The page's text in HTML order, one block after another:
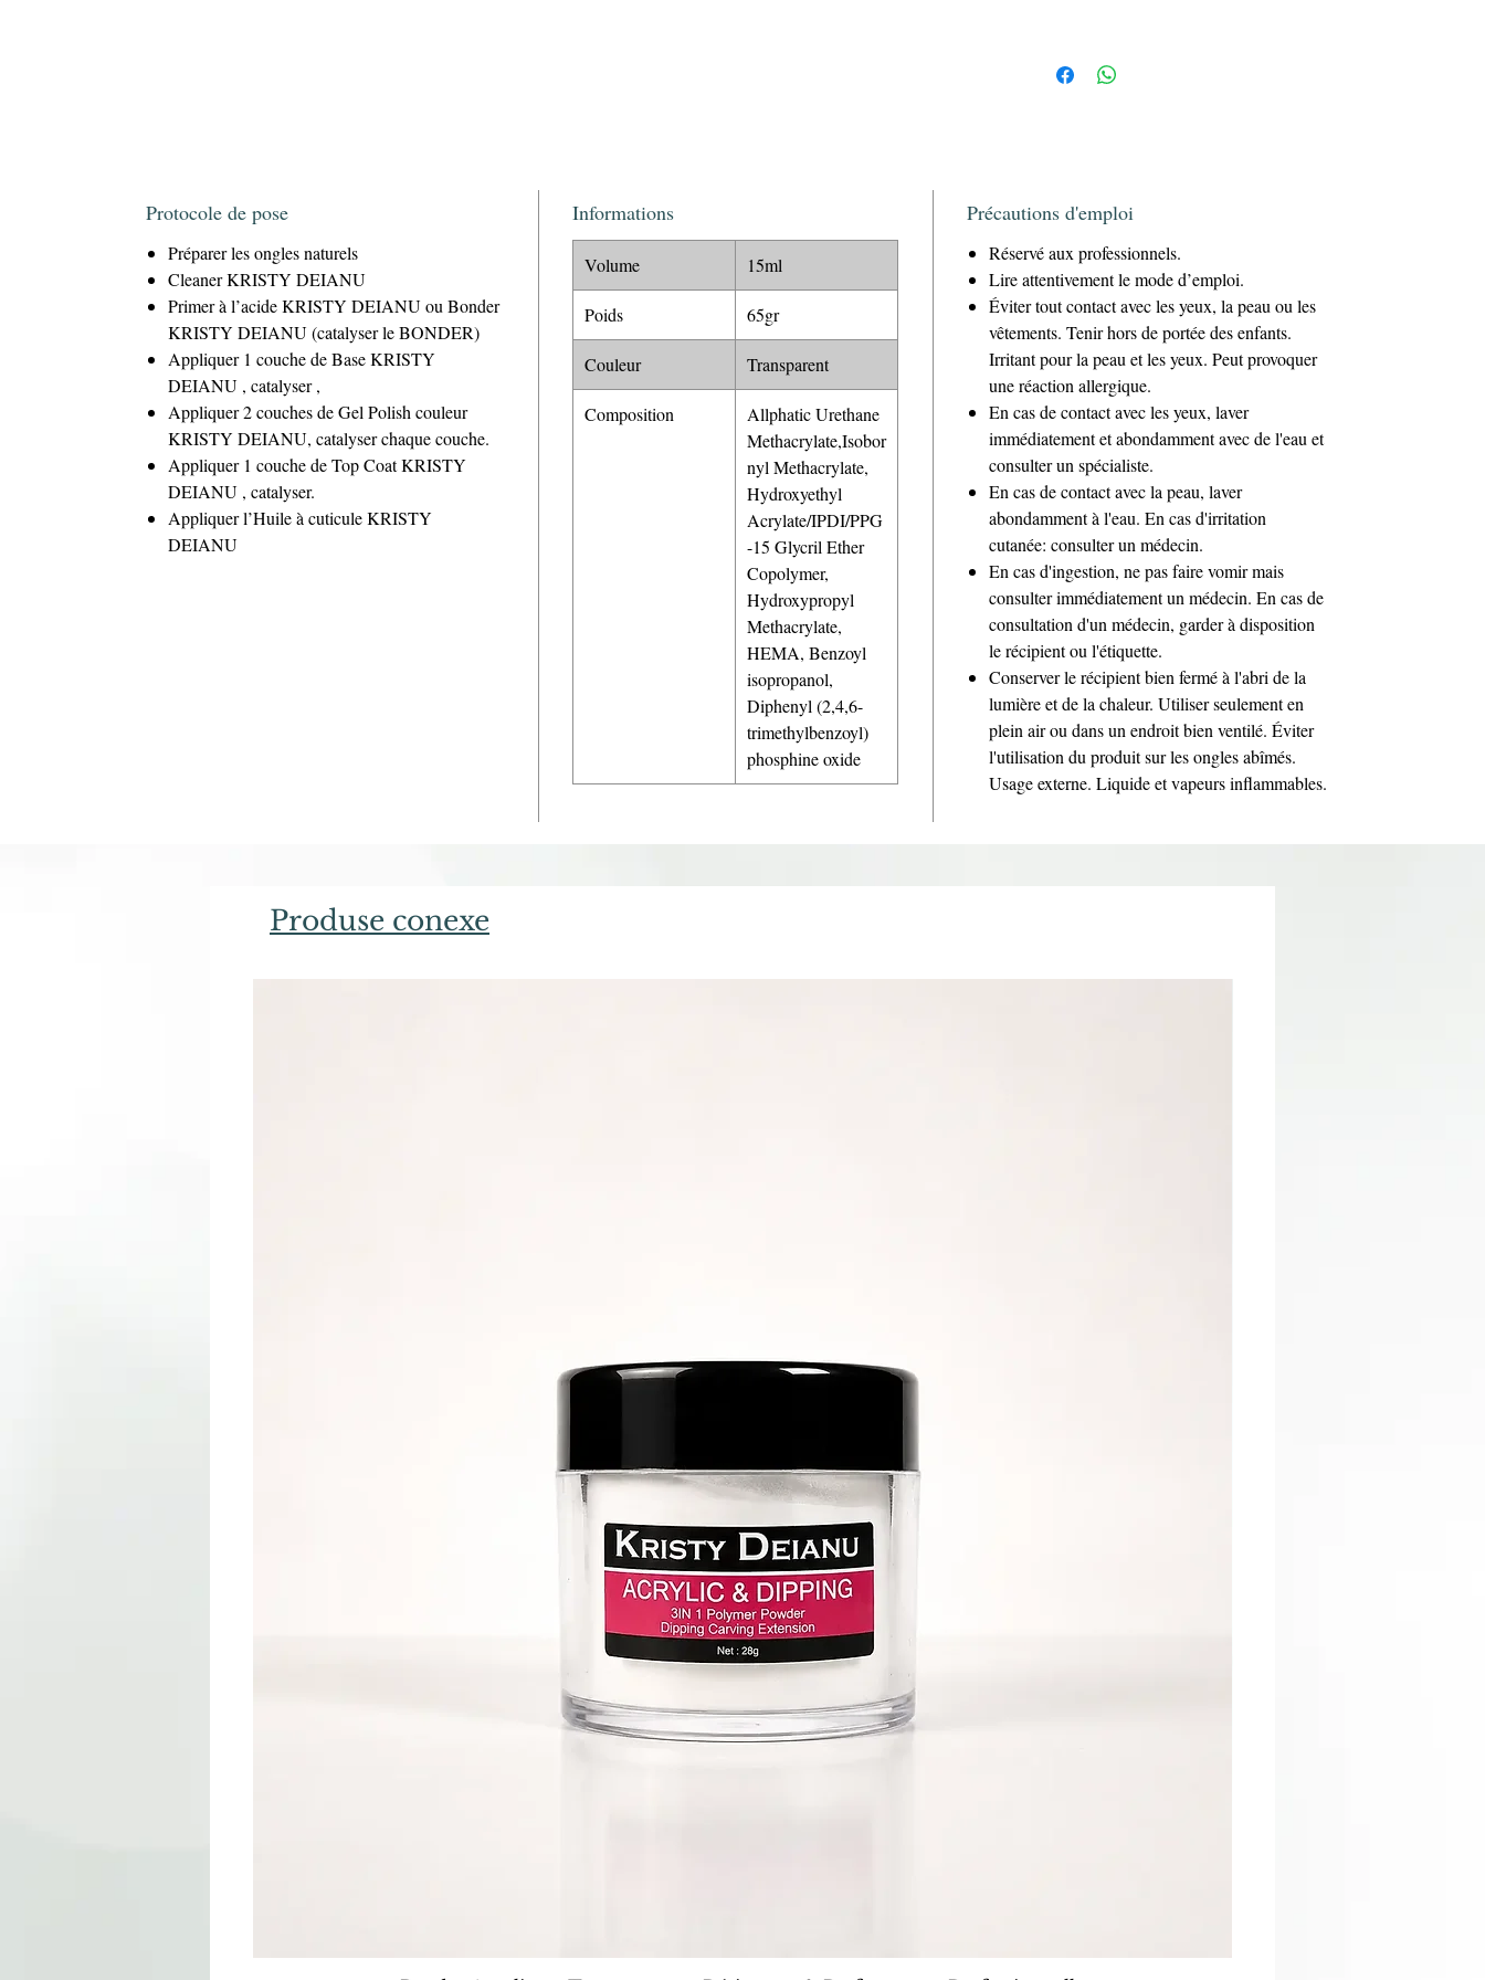
Protocole de pose
Préparer les ongles naturels
Cleaner KRISTY DEIANU
Primer à l’acide KRISTY DEIANU ou Bonder
KRISTY DEIANU (catalyser le BONDER)
Appliquer 1 couche de Base KRISTY
DEIANU , catalyser ,
Appliquer 2 couches de Gel Polish couleur
KRISTY DEIANU, catalyser chaque couche.
Appliquer 1 couche de Top Coat KRISTY
DEIANU , catalyser.
Appliquer l’Huile à cuticule KRISTY
DEIANU
Informations
Volume 15ml
Poids 65gr
Couleur Transparent
Composition
Allphatic Urethane
Methacrylate,Isobor
nyl Methacrylate,
Hydroxyethyl
Acrylate/IPDI/PPG
-15 Glycril Ether
Copolymer,
Hydroxypropyl
Methacrylate,
HEMA, Benzoyl
isopropanol,
Diphenyl (2,4,6-
trimethylbenzoyl)
phosphine oxide
Précautions d'emploi
Réservé aux professionnels.
Lire attentivement le mode d’emploi.
Éviter tout contact avec les yeux, la peau ou les
vêtements. Tenir hors de portée des enfants.
Irritant pour la peau et les yeux. Peut provoquer
une réaction allergique.
En cas de contact avec les yeux, laver
immédiatement et abondamment avec de l'eau et
consulter un spécialiste.
En cas de contact avec la peau, laver
abondamment à l'eau. En cas d'irritation
cutanée: consulter un médecin.
En cas d'ingestion, ne pas faire vomir mais
consulter immédiatement un médecin. En cas de
consultation d'un médecin, garder à disposition
le récipient ou l'étiquette.
Conserver le récipient bien fermé à l'abri de la
lumière et de la chaleur. Utiliser seulement en
plein air ou dans un endroit bien ventilé. Éviter
l'utilisation du produit sur les ongles abîmés.
Usage externe. Liquide et vapeurs inflammables.
Produse conexe